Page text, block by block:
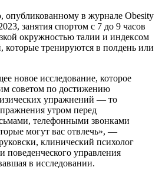
опубликованному в журнале Obesity
занятия спортом с 7 до 9 часов
окружностью талии и индексом
которые тренируются в полдень или
новое исследование, которое
советом по достижению
упражнений — то
утром перед
телефонными звонками
могут вас отвлечь», —
клинический психолог
поведенческого управления
в исследовании.